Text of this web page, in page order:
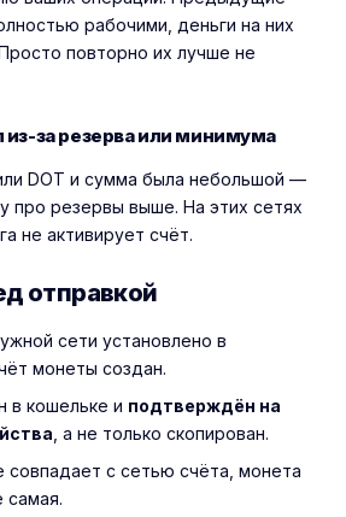
рабочими, деньги на них
повторно их лучше не
за резерва или минимума
DOT и сумма была небольшой —
про резервы выше. На этих сетях
не активирует счёт.
отправкой
сети установлено в
монеты создан.
в кошельке и подтверждён на
, а не только скопирован.
совпадает с сетью счёта, монета
самая.